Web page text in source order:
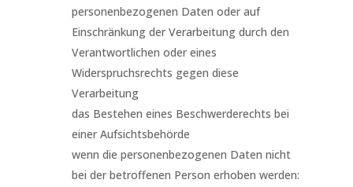
personenbezogenen Daten oder auf
Einschränkung der Verarbeitung durch den
Verantwortlichen oder eines
Widerspruchsrechts gegen diese
Verarbeitung
das Bestehen eines Beschwerderechts bei
einer Aufsichtsbehörde
wenn die personenbezogenen Daten nicht
bei der betroffenen Person erhoben werden: